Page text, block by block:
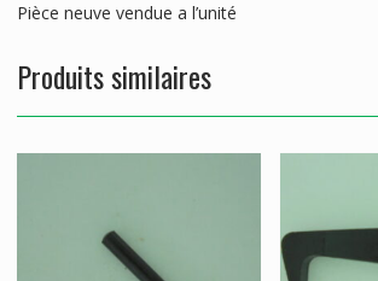
Pièce neuve vendue a l’unité
Produits similaires